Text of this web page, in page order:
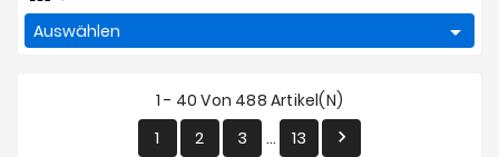
Brands
Auswählen 
1 - 40 Von 488 Artikel(n)
1 2 3 … 13 